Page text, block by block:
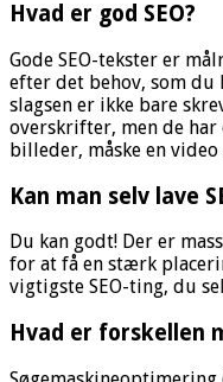
Hvad er god SEO?
Gode SEO-tekster er
efter det behov, som du
slagsen er ikke bare
overskrifter, men de har
billeder, måske en
Kan man selv lave
Du kan godt! Der er
for at få en stærk
vigtigste SEO-ting, du
Hvad er forskellen